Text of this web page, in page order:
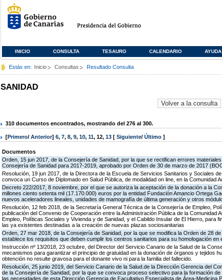
INICIO CONSULTA TESAURO CALENDARIO AYUDA
Estás en: Inicio Consultas Resultado Consulta
SANIDAD
310 documentos encontrados, mostrando del 276 al 300.
[Primero/ Anterior] 6, 7, 8, 9, 10, 11, 12, 13 [ Siguiente/ Último ]
Documentos
Orden, 15 jun 2017, de la Consejería de Sanidad, por la que se rectifican errores
Consejería de Sanidad para 2017-2019, aprobado por Orden de 30 de marzo de 2017
Resolución, 19 jun 2017, de la Directora de la Escuela de Servicios Sanitarios y Sociales
convoca un Curso de Diplomado en Salud Pública, de modalidad on line, en la Comunidad
Decreto 222/2017, 8 noviembre, por el que se autoriza la aceptación de la donación a la
millones ciento setenta mil (17.170.000) euros por la entidad Fundación Amancio Ortega
nuevos aceleradores lineales, unidades de mamografía de última generación y otros
Resolución, 12 feb 2018, de la Secretaría General Técnica de la Consejería de Empleo,
publicación del Convenio de Cooperación entre la Administración Pública de la
Empleo, Políticas Sociales y Vivienda y de Sanidad, y el Cabildo Insular de El Hierro,
las ya existentes destinadas a la creación de nuevas plazas sociosanitarias
Orden, 27 mar 2018, de la Consejería de Sanidad, por la que se modifica la Orden de 28
establece los requisitos que deben cumplir los centros sanitarios para su homologación
Instrucción nº 13/2018, 23 octubre, del Director del Servicio Canario de la Salud de la
mecanismos para garantizar el principio de gratuidad en la donación de órganos y tejidos
obtención no resulte gravosa para el donante vivo ni para la familia del fallecido.
Resolución, 25 junio 2019, del Servicio Canario de la Salud.de la Dirección Gerencia del
de la Consejería de Sanidad, por la que se convoca proceso selectivo para la formación
las necesidades de esta Dirección Gerencia de Facultativo Especialista de Área-Medicina